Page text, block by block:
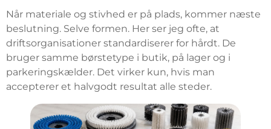
Når materiale og stivhed er på plads, kommer næste
beslutning. Selve formen. Her ser jeg ofte, at
driftsorganisationer standardiserer for hårdt. De
bruger samme børstetype i butik, på lager og i
parkeringskælder. Det virker kun, hvis man
accepterer et halvgodt resultat alle steder.